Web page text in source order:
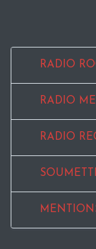
RADIO
RADIO
RADIO